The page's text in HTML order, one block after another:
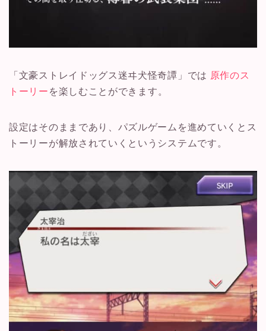
「文豪ストレイドッグス迷ヰ犬怪奇譚」では 原作のス
トーリー を楽しむことができます。
設定はそのままであり、パズルゲームを進めていくとス
トーリーが解放されていくというシステムです。